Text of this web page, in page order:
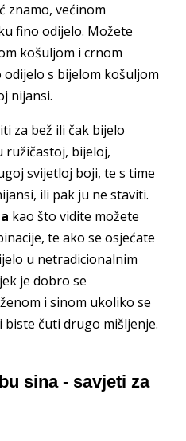
znamo, većinom
fino odijelo. Možete
košuljom i crnom
s bijelom košuljom
nijansi.
za bež ili čak bijelo
ružičastoj, bijeloj,
svijetloj boji, te s time
ili pak ju ne staviti.
kao što vidite možete
te ako se osjećate
u netradicionalnim
je dobro se
i sinom ukoliko se
čuti drugo mišljenje.
sina - savjeti za